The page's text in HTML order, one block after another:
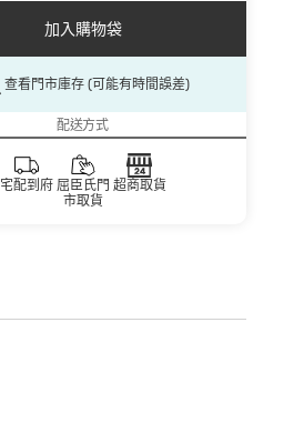
加入購物袋
查看門市庫存 (可能有時間誤差)
配送方式
宅配到府 屈臣氏門
市取貨
超商取貨